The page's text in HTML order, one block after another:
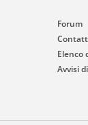
Forum
Elenco
Avvisi